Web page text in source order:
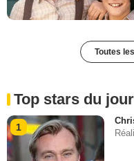
Toutes
Top stars du jour
1